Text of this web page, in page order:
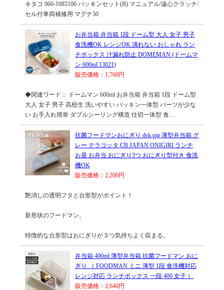
キタコ 960-1085100 パッキンセット(B) マニュアル/遠心クラッチ/
セル付車両補修用 マグナ50
お弁当箱 弁当箱 1段 ドーム型 大人 女子 男子
食洗機OK レンジOK 潰れない おしゃれ ラン
チボックス 汁漏れ防止 DOMEMAN (ドームマ
ン 600ml 13021)
販売価格：1,760円
◆関連ワード： ドームマン 600ml お弁当箱 弁当箱 1段 ドーム型
大人 女子 男子 高校生 洗いやすい パッキン一体型 パーツが少な
い お手入れ簡単 ダブルシーリング構造 仕切一体型 食...
抗菌フードマンおにぎり dsk.pig 薄型弁当箱 グ
レー テラコッタ CB JAPAN ONIGIRI ランチ
お昼 お弁当 おにぎり3つ おにぎり型付き 食洗
機OK
販売価格：2,200円
艶消しの透明フタと台形型がポイント！
新形状のフードマン。
特徴的な台形型はおにぎりが３つ気持ちよく収まる。
弁当箱 400ml 薄型弁当箱 抗菌フードマン おに
ぎり （ FOODMAN ミニ 薄型 1段 食洗機対応
レンジ対応 ランチボックス 一段 400 女子 ）
販売価格：2,640円